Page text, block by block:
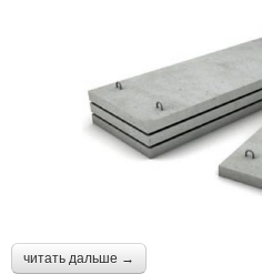
читать дальше →